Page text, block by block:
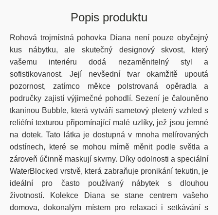
Popis produktu
Rohová trojmístná pohovka Diana není pouze obyčejný
kus nábytku, ale skutečný designový skvost, který
vašemu interiéru dodá nezaměnitelný styl a
sofistikovanost. Její nevšední tvar okamžitě upoutá
pozornost, zatímco měkce polstrovaná opěradla a
područky zajistí výjimečné pohodlí. Sezení je čalouněno
tkaninou Bubble, která vytváří sametový pletený vzhled s
reliéfní texturou připomínající malé uzlíky, jež jsou jemné
na dotek. Tato látka je dostupná v mnoha melírovaných
odstínech, které se mohou mírně měnit podle světla a
zároveň účinně maskují skvrny. Díky odolnosti a speciální
WaterBlocked vrstvě, která zabraňuje pronikání tekutin, je
ideální pro často používaný nábytek s dlouhou
životností.
Kolekce Diana se stane centrem vašeho
domova, dokonalým místem pro relaxaci i setkávání s